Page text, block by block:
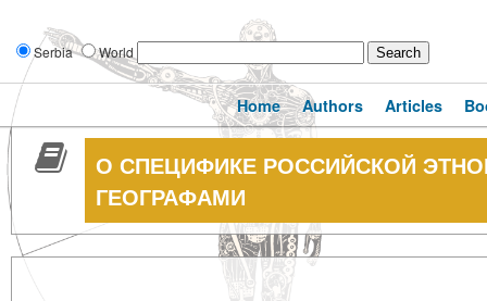
Serbia World
Home Authors Articles
О СПЕЦИФИКЕ РОССИЙСКОЙ
ГЕОГРАФАМИ